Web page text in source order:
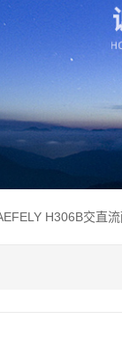
H306B交直